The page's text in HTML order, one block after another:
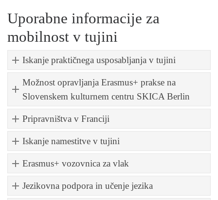
Uporabne informacije za
mobilnost v tujini
Iskanje praktičnega usposabljanja v tujini
Možnost opravljanja Erasmus+ prakse na
Slovenskem kulturnem centru SKICA Berlin
Pripravništva v Franciji
Iskanje namestitve v tujini
Erasmus+ vozovnica za vlak
Jezikovna podpora in učenje jezika